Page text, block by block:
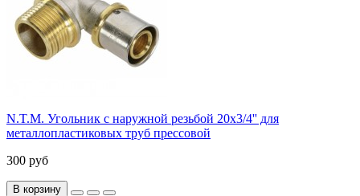
N.T.M. Угольник с наружной резьбой 20x3/4'' для
металлопластиковых труб прессовой
300 руб
В корзину